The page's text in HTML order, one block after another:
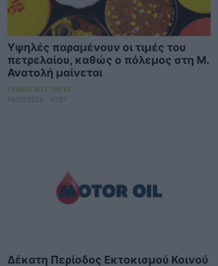
Υψηλές παραμένουν οι τιμές του
πετρελαίου, καθώς ο πόλεμος στη Μ.
Ανατολή μαίνεται
ΣΥΜΒΑΤΙΚΕΣ ΠΗΓΕΣ
16/03/2026 - 10:01
Δέκατη Περίοδος Εκτοκισμού Κοινού